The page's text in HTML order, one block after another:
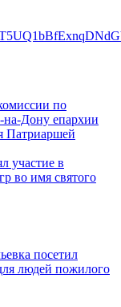
по
на-Дону епархии
Патриаршей
участие в
во имя святого